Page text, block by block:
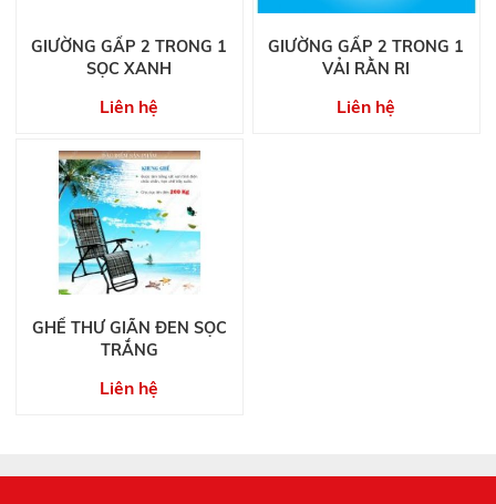
GIƯỜNG GẤP 2 TRONG 1
SỌC XANH
Liên hệ
GIƯỜNG GẤP 2 TRONG 1
VẢI RẰN RI
Liên hệ
GHẾ THƯ GIÃN ĐEN SỌC
TRẮNG
Liên hệ